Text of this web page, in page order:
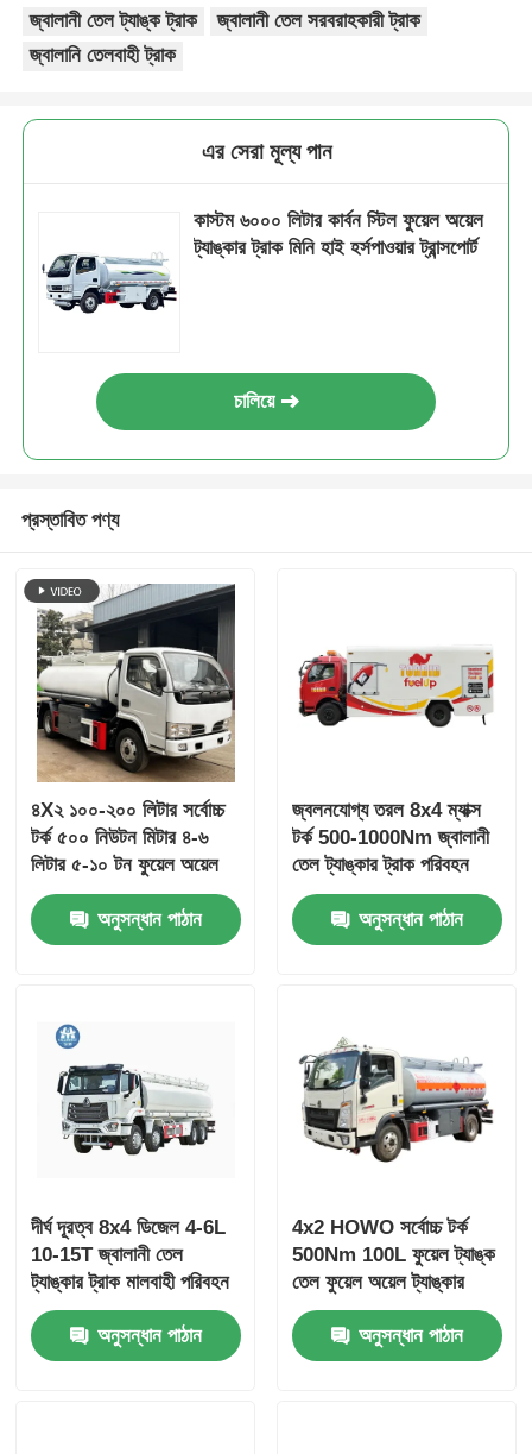
জ্বালানী তেল ট্যাঙ্ক ট্রাক
জ্বালানী তেল সরবরাহকারী ট্রাক
জ্বালানি তেলবাহী ট্রাক
এর সেরা মূল্য পান
কাস্টম ৬০০০ লিটার কার্বন স্টিল ফুয়েল অয়েল
ট্যাঙ্কার ট্রাক মিনি হাই হর্সপাওয়ার ট্রান্সপোর্ট
চালিয়ে
প্রস্তাবিত পণ্য
৪X২ ১০০-২০০ লিটার সর্বোচ্চ
টর্ক ৫০০ নিউটন মিটার ৪-৬
লিটার ৫-১০ টন ফুয়েল অয়েল
ট্যাঙ্কার ট্রাক পরিবহন যান
অনুসন্ধান পাঠান
জ্বলনযোগ্য তরল 8x4 ম্যাক্স
টর্ক 500-1000Nm জ্বালানী
তেল ট্যাঙ্কার ট্রাক পরিবহন
যানবাহন
অনুসন্ধান পাঠান
দীর্ঘ দূরত্ব 8x4 ডিজেল 4-6L
10-15T জ্বালানী তেল
ট্যাঙ্কার ট্রাক মালবাহী পরিবহন
যানবাহন
অনুসন্ধান পাঠান
4x2 HOWO সর্বোচ্চ টর্ক
500Nm 100L ফুয়েল ট্যাঙ্ক
তেল ফুয়েল অয়েল ট্যাঙ্কার
ট্রাক পরিবহন যান
অনুসন্ধান পাঠান